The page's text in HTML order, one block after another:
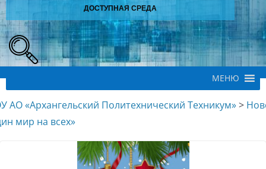
ДОСТУПНАЯ СРЕДА
МЕНЮ
АО «Архангельский Политехнический Техникум»>
мир на всех»